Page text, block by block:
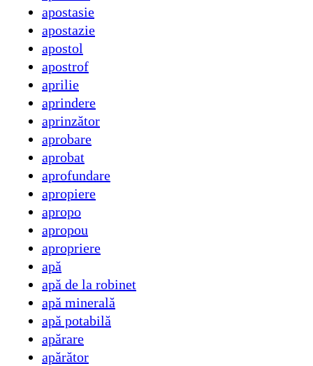
apostasie
apostazie
apostol
apostrof
aprilie
aprindere
aprinzător
aprobare
aprobat
aprofundare
apropiere
apropo
apropou
apropriere
apă
apă de la robinet
apă minerală
apă potabilă
apărare
apărător